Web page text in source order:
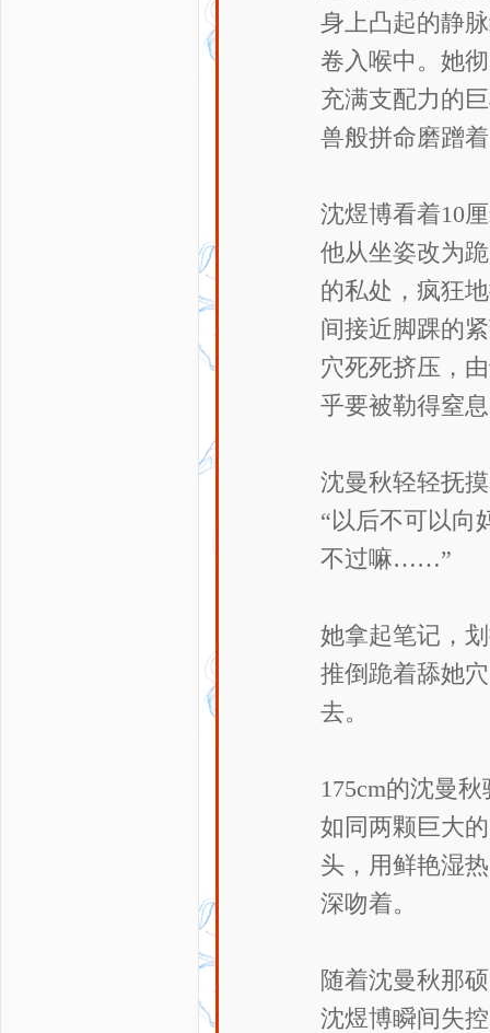
身上凸起的静
卷入喉中。她
充满支配力的
兽般拼命磨蹭
沈煜博看着10
他从坐姿改为
的私处，疯狂
间接近脚踝的
穴死死挤压，
乎要被勒得窒
沈曼秋轻轻抚
“以后不可以
不过嘛……”
她拿起笔记，
推倒跪着舔她
去。
175cm的沈曼
如同两颗巨大
头，用鲜艳湿
深吻着。
随着沈曼秋那
沈煜博瞬间失